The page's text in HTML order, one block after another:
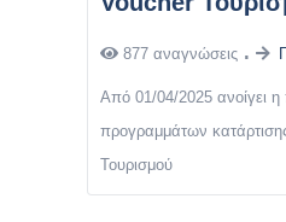
877 αναγνώσεις
Από 01/04/2025 ανοίγει
προγραμμάτων
Τουρισμού